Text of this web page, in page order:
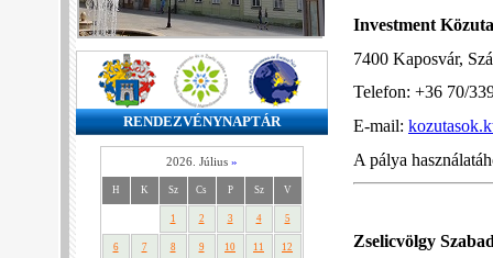
RENDEZVÉNYNAPTÁR
2026. Július »
H K Sz Cs P Sz V
1 2 3 4 5
6 7 8 9 10 11 12
Investment
7400 Kaposvár,
Telefon: +36 70/
E-mail:
A pálya
Zselicvölgy